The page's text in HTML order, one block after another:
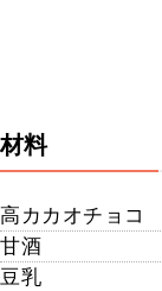
材料
高カカオチョコ
甘酒
豆乳